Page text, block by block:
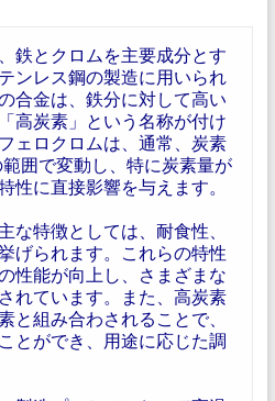
鉄とクロムを主要成分とす
ンレス鋼の製造に用いられ
合金は、鉄分に対して高い
高炭素」という名称が付け
ェロクロムは、通常、炭素
囲で変動し、特に炭素量が
性に直接影響を与えます。
な特徴としては、耐食性、
げられます。これらの特性
性能が向上し、さまざまな
れています。また、高炭素
と組み合わされることで、
とができ、用途に応じた調